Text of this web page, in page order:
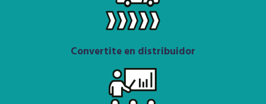
Convertite en distribuidor